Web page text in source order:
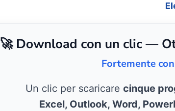
🚀 Download con un clic —
Fortemente
Un clic per scaricare cinque
Excel, Outlook, Word,